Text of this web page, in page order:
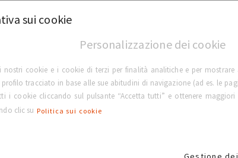
TORNA ALLA HOME PAGE
sui cookie
Personalizzazione dei cookie
nostri cookie e i cookie di terzi per finalità analitiche e per mostrare
tracciato in base alle sue abitudini di navigazione (ad es. le
i cookie cliccando sul pulsante “Accetta tutti” e ottenere
clic su Politica sui cookie